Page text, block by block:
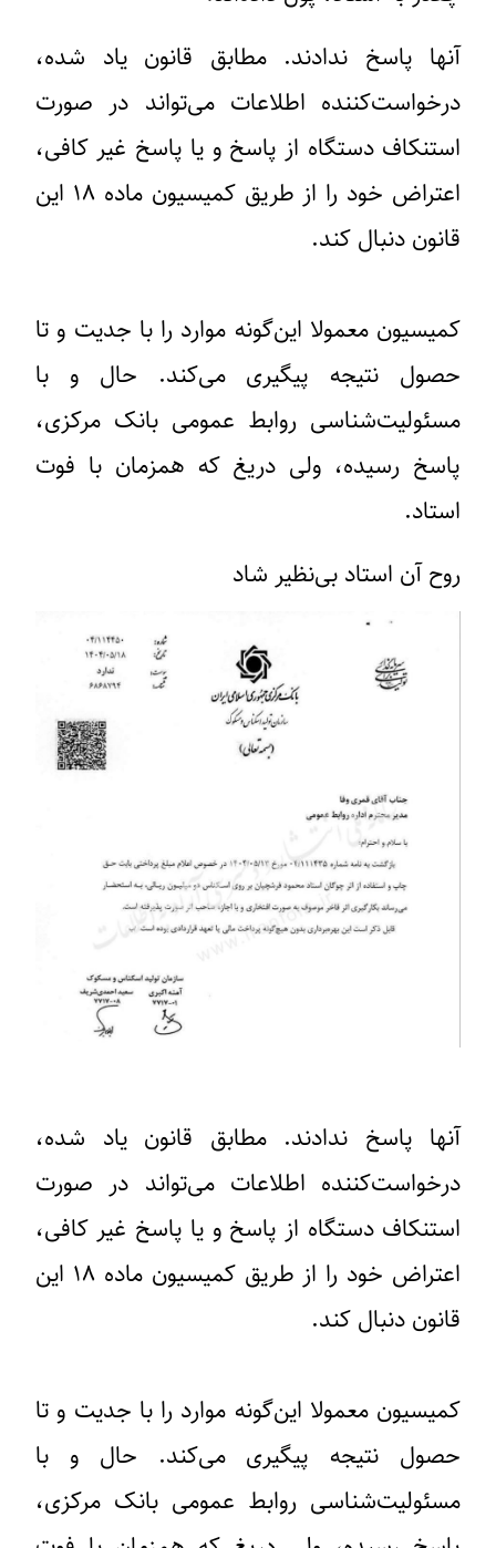
آنها پاسخ ندادند. مطابق قانون یاد شده،
درخواست‌کننده اطلاعات می‌تواند در صورت
استنکاف دستگاه از پاسخ و یا پاسخ غیر کافی،
اعتراض خود را از طریق کمیسیون ماده ١٨ این
قانون دنبال کند.
کمیسیون معمولا این‌گونه موارد را با جدیت و تا
حصول نتیجه پیگیری می‌کند. حال و با
مسئولیت‌شناسی روابط عمومی بانک مرکزی،
پاسخ رسیده، ولی دریغ که همزمان با فوت
استاد.
روح آن استاد بی‌نظیر شاد
آنها پاسخ ندادند. مطابق قانون یاد شده،
درخواست‌کننده اطلاعات می‌تواند در صورت
استنکاف دستگاه از پاسخ و یا پاسخ غیر کافی،
اعتراض خود را از طریق کمیسیون ماده ١٨ این
قانون دنبال کند.
کمیسیون معمولا این‌گونه موارد را با جدیت و تا
حصول نتیجه پیگیری می‌کند. حال و با
مسئولیت‌شناسی روابط عمومی بانک مرکزی،